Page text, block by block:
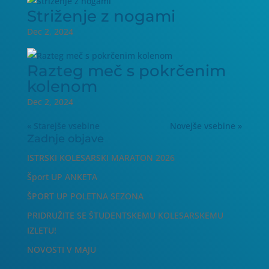
Striženje z nogami
Dec 2, 2024
Razteg meč s pokrčenim
kolenom
Dec 2, 2024
« Starejše vsebine Novejše vsebine »
Zadnje objave
ISTRSKI KOLESARSKI MARATON 2026
Šport UP ANKETA
ŠPORT UP POLETNA SEZONA
PRIDRUŽITE SE ŠTUDENTSKEMU KOLESARSKEMU
IZLETU!
NOVOSTI V MAJU